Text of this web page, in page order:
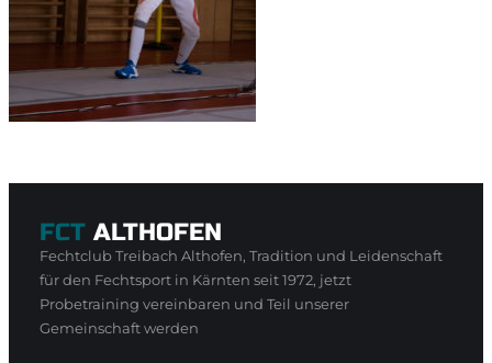
FCT ALTHOFEN
Fechtclub Treibach Althofen, Tradition und Leidenschaft
für den Fechtsport in Kärnten seit 1972, jetzt
Probetraining vereinbaren und Teil unserer
Gemeinschaft werden